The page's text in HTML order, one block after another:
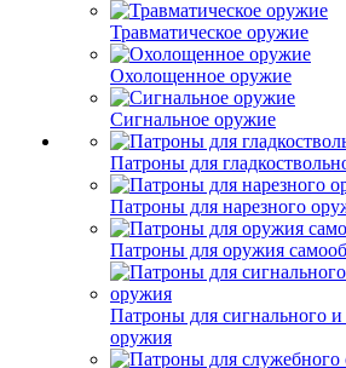
Травматическое оружие
Охолощенное оружие
Сигнальное оружие
Патроны для
Патроны для нарезного
Патроны для оружия
Патроны для сигнального
оружия